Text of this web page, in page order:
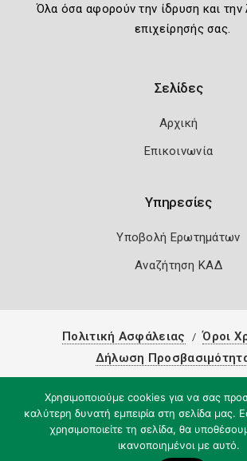
Όλα όσα αφορούν την ίδρυση και την
επιχείρησής σας.
Σελίδες
Αρχική
Επικοινωνία
Υπηρεσίες
Υποβολή Ερωτημάτων
Αναζήτηση ΚΑΔ
Πολιτική Ασφάλειας
Όροι
Δήλωση
Χρησιμοποιούμε cookies για να σας
καλύτερη δυνατή εμπειρία στη σελίδα μας.
χρησιμοποιείτε τη σελίδα, θα
ικανοποιημένοι με αυτό.